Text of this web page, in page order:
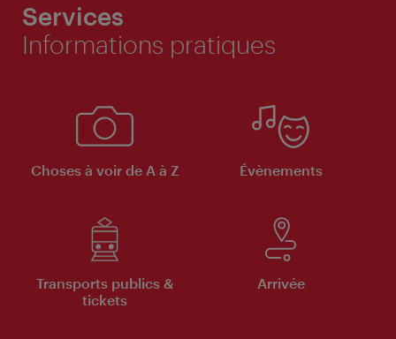
Services
Informations pratiques
Choses à voir de A à Z Évènements
Transports publics &
tickets
Arrivée